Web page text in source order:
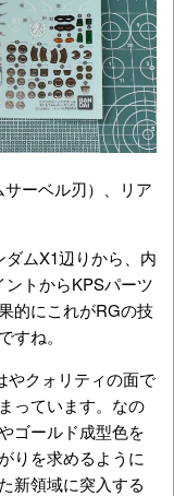
ーベル刃）、リア
ムX1辺りから、内
トからKPSパーツ
的にこれがRGの技
ね。
やクォリティの面で
っています。なの
ゴールド成型色を
りを求めるように
新領域に突入する